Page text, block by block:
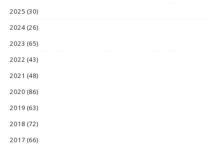
2025 (30)
2024(26)
2023 (65)
2022 (43)
2021 (48)
2020 (86)
2019 (63)
2018 (72)
2017 (66)